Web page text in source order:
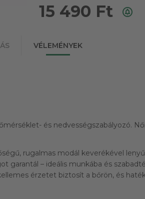
15 490 Ft
VÉLEMÉNYEK
és nedvességszabályozó.
rugalmas modál keverékével
garantál – ideális munkába és
érzetet biztosít a bőrön, és